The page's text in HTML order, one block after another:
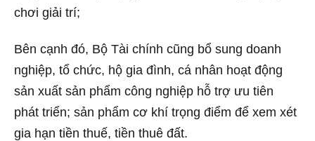
chơi giải trí;
Bên cạnh đó, Bộ Tài chính cũng bổ sung doanh
nghiệp, tổ chức, hộ gia đình, cá nhân hoạt động
sản xuất sản phẩm công nghiệp hỗ trợ ưu tiên
phát triển; sản phẩm cơ khí trọng điểm để xem xét
gia hạn tiền thuế, tiền thuê đất.